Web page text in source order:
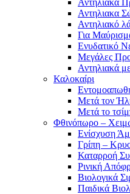
Αντηλιακά
Αντηλιακα
Αντηλιακό
Για
Ενυδατικό
Μεγάλες
Αντηλιακά
Καλοκαίρι
Μετά τον
Μετά το
Φθινόπωρο –
Ενίσχυση
Γρίπη –
Καταρροή
Ρινική
Βιολογικά
Παιδικά